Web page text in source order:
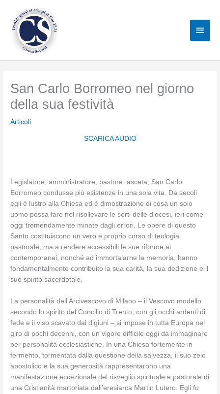
contenuto
San Carlo Borromeo nel giorno
della sua festività
Articoli
SCARICA AUDIO
Legislatore, amministratore, pastore, asceta, San Carlo
Borromeo condusse più esistenze in una sola vita. Da secoli
egli è lustro alla Chiesa ed è dimostrazione di cosa un solo
uomo possa fare nel risollevare le sorti delle diocesi, ieri come
oggi tremendamente minate dagli errori. Le opere di questo
Santo costituiscono un vero e proprio corso di teologia
pastorale, ma a rendere accessibili le sue riforme ai
contemporanei, nonché ad immortalarne la memoria, hanno
fondamentalmente contribuito la sua carità, la sua dedizione e il
suo spirito sacerdotale.
La personalità dell’Arcivescovo di Milano – il Vescovo modello
secondo lo spirito del Concilio di Trento, con gli occhi ardenti di
fede e il viso scavato dai digiuni – si impose in tutta Europa nel
giro di pochi decenni, con un vigore difficile oggi da immaginare
per personalità ecclesiastiche. In una Chiesa fortemente in
fermento, tormentata dalla questione della salvezza, il suo zelo
apostolico e la sua generosità rappresentarono una
manifestazione eccezionale del risveglio spirituale e pastorale di
una Cristianità martoriata dall’eresiarca Martin Lutero. Egli fu